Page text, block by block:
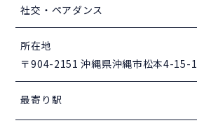
社交・ペアダンス
所在地
〒904-2151 沖縄県沖縄市松本4-15-1
最寄り駅